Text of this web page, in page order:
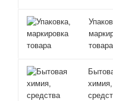
товара
химия,